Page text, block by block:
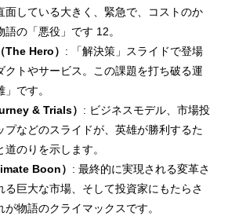
面している大きく、緊急で、コストのか
の「悪役」です 12。
The Hero） : 「解決策」スライドで登場
クトやサービス。この課題を打ち破る運
です。
& Trials） : ビジネスモデル、市場投
プなどのスライドが、英雄が勝利するた
のりを示します。
Boon） : 最終的に実現される変革さ
る巨大な市場、そして投資家にもたらさ
物語のクライマックスです。